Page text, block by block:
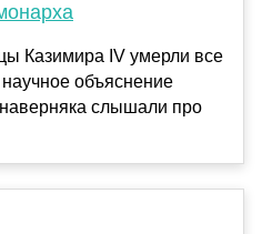
Казимира IV умерли все
объяснение
слышали про